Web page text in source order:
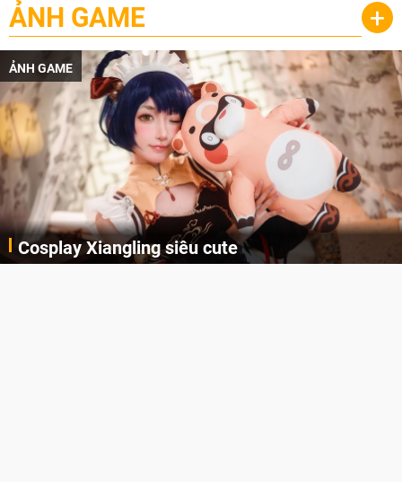
ẢNH GAME +
ẢNH GAME
Cosplay Xiangling siêu cute